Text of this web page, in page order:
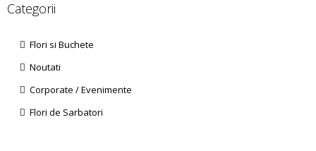
Categorii
Flori si Buchete
Noutati
Corporate / Evenimente
Flori de Sarbatori